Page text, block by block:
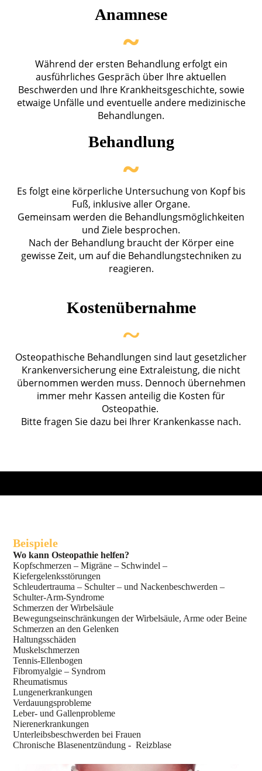
Anamnese
~
Während der ersten Behandlung erfolgt ein
ausführliches Gespräch über Ihre aktuellen
Beschwerden und Ihre Krankheitsgeschichte, sowie
etwaige Unfälle und eventuelle andere medizinische
Behandlungen.
Behandlung
~
Es folgt eine körperliche Untersuchung von Kopf bis
Fuß, inklusive aller Organe.
Gemeinsam werden die Behandlungsmöglichkeiten
und Ziele besprochen.
Nach der Behandlung braucht der Körper eine
gewisse Zeit, um auf die Behandlungstechniken zu
reagieren.
Kostenübernahme
~
Osteopathische Behandlungen sind laut gesetzlicher
Krankenversicherung eine Extraleistung, die nicht
übernommen werden muss. Dennoch übernehmen
immer mehr Kassen anteilig die Kosten für
Osteopathie.
Bitte fragen Sie dazu bei Ihrer Krankenkasse nach.
Beispiele
Wo kann Osteopathie helfen?
Kopfschmerzen – Migräne – Schwindel –
Kiefergelenksstörungen
Schleudertrauma – Schulter – und Nackenbeschwerden –
Schulter-Arm-Syndrome
Schmerzen der Wirbelsäule
Bewegungseinschränkungen der Wirbelsäule, Arme oder Beine
Schmerzen an den Gelenken
Haltungsschäden
Muskelschmerzen
Tennis-Ellenbogen
Fibromyalgie – Syndrom
Rheumatismus
Lungenerkrankungen
Verdauungsprobleme
Leber- und Gallenprobleme
Nierenerkrankungen
Unterleibsbeschwerden bei Frauen
Chronische Blasenentzündung - Reizblase